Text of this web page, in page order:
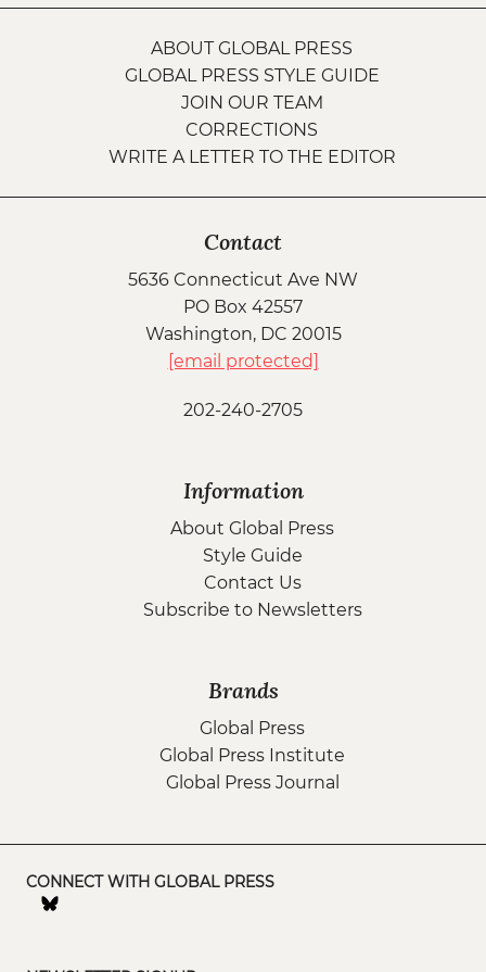
ABOUT GLOBAL PRESS
GLOBAL PRESS STYLE GUIDE
JOIN OUR TEAM
CORRECTIONS
WRITE A LETTER TO THE EDITOR
Contact
5636 Connecticut Ave NW
PO Box 42557
Washington, DC 20015
[email protected]
202-240-2705
Information
About Global Press
Style Guide
Contact Us
Subscribe to Newsletters
Brands
Global Press
Global Press Institute
Global Press Journal
CONNECT WITH GLOBAL PRESS